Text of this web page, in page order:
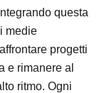
questa
medie
progetti
e rimanere al
ritmo. Ogni